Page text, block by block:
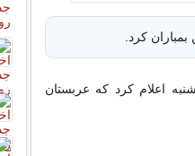
کرد.
اعلام کرد که عربستان